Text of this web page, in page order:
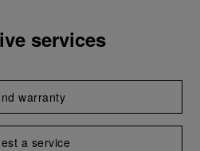
services
warranty
a service